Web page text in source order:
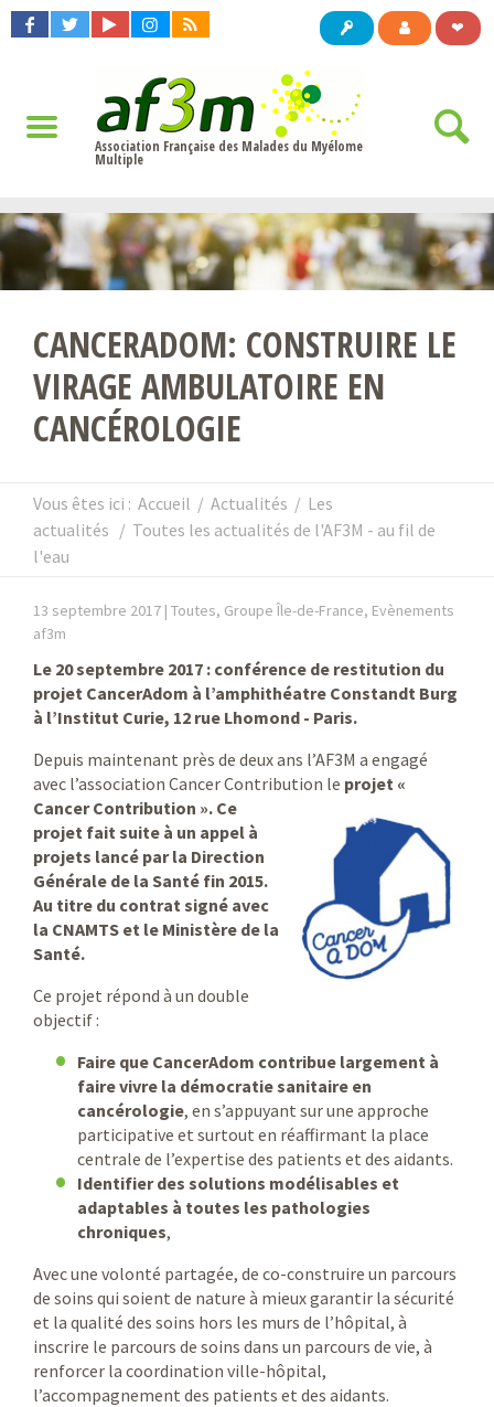
❤
Association Française des Malades du Myélome
Multiple
CANCERADOM: CONSTRUIRE LE
VIRAGE AMBULATOIRE EN
CANCÉROLOGIE
Vous êtes ici : Accueil / Actualités / Les
actualités / Toutes les actualités de l'AF3M - au fil de
l'eau
13 septembre 2017 | Toutes, Groupe Île-de-France, Evènements
af3m
Le 20 septembre 2017 : conférence de restitution du
projet CancerAdom à l’amphithéatre Constandt Burg
à l’Institut Curie, 12 rue Lhomond - Paris.
Depuis maintenant près de deux ans l’AF3M a engagé
avec l’association Cancer Contribution le projet «
CancerContribution ». Ce
projet fait suite à un appel à
projets lancé par la Direction
Générale de la Santé fin 2015.
Au titre du contrat signé avec
la CNAMTS et le Ministère de la
Santé.
Ce projet répond à un double
objectif :
Faire que CancerAdom contribue largement à
faire vivre la démocratie sanitaire en
cancérologie, en s’appuyant sur une approche
participative et surtout en réaffirmant la place
centrale de l’expertise des patients et des aidants.
Identifier des solutions modélisables et
adaptables à toutes les pathologies
chroniques,
Avec une volonté partagée, de co-construire un parcours
de soins qui soient de nature à mieux garantir la sécurité
et la qualité des soins hors les murs de l’hôpital, à
inscrire le parcours de soins dans un parcours de vie, à
renforcer la coordination ville-hôpital,
l’accompagnement des patients et des aidants.